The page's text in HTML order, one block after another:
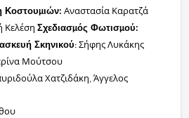
Κοστουμιών: Αναστασία Καρατζά
Κελέση Σχεδιασμός Φωτισμού:
Σκηνικού: Σήφης Λυκάκης
Μούτσου
Χατζιδάκη, Άγγελος